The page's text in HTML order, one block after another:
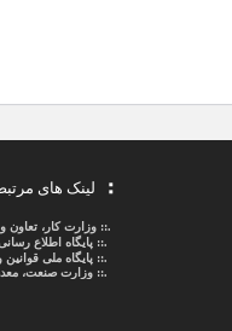
لینک های
.::وزارت کار، تعاون
.::پایگاه اطلاع
.::پایگاه ملی
.:: وزارت صنعت،